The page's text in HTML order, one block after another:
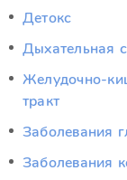
Детокс
Дыхательная
Желудочно-
тракт
Заболевания
Заболевания